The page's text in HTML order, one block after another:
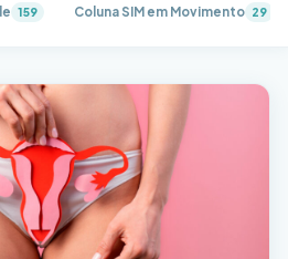
159 Coluna SIM em Movimento 29